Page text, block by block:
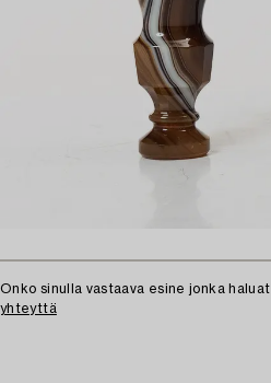
Onko sinulla vastaava esine jonka
yhteyttä